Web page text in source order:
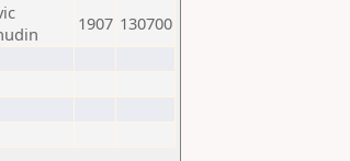
1907 130700